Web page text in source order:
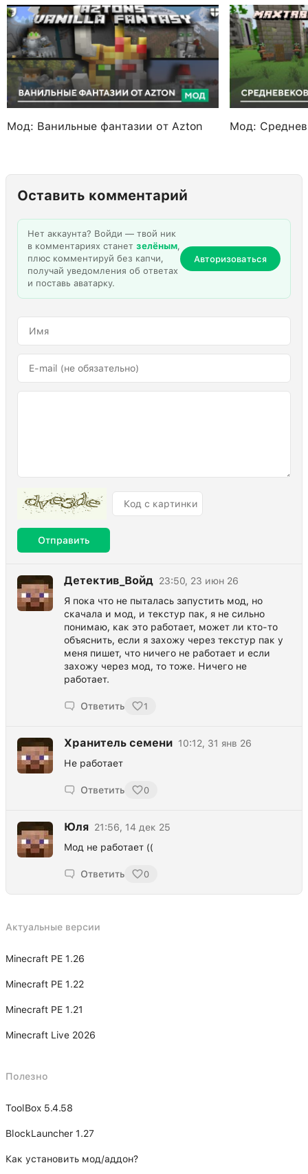
Мод: Ванильные фантазии от Azton Мод:
Оставить комментарий
Нет аккаунта? Войди — твой ник
в комментариях станет зелёным,
плюс комментируй без капчи,
получай уведомления об ответах
и поставь аватарку.
Авторизоваться
Отправить
Детектив_Войд 23:50, 23 июн 26
Я пока что не пыталась запустить мод, но
скачала и мод, и текстур пак, я не сильно
понимаю, как это работает, может ли кто-то
объяснить, если я захожу через текстур пак у
меня пишет, что ничего не работает и если
захожу через мод, то тоже. Ничего не
работает.
Ответить 1
Хранитель семени 10:12, 31 янв 26
Не работает
Ответить 0
Юля 21:56, 14 дек 25
Мод не работает ((
Ответить 0
Актуальные версии
Minecraft PE 1.26
Minecraft PE 1.22
Minecraft PE 1.21
Minecraft Live 2026
Полезно
ToolBox 5.4.58
BlockLauncher 1.27
Как установить мод/аддон?